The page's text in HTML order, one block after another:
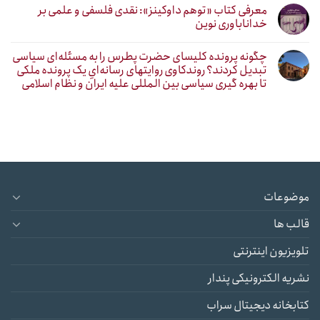
معرفی کتاب «توهم داوکینز»: نقدی فلسفی و علمی بر
خداناباوری نوین
چگونه پرونده کلیسای حضرت پطرس را به مسئله‌ای سیاسی
تبدیل کردند؟ روندکاوی روایتهای رسانه‌ایِ یک پرونده ملکی
تا بهره گیری سیاسی بین المللی علیه ایران و نظام اسلامی
موضوعات
قالب ها
تلویزیون اینترنتی
نشریه الکترونیکی پندار
کتابخانه دیجیتال سراب